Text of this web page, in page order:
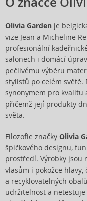
Olivia Garden je
vize Jean a Micheline
profesionální
salonech i domácí
pečlivému výběru
stylistů po celém světě.
synonymem pro kvalitu
přičemž její produkty
světa.
Filozofie značky Olivia
špičkového designu,
prostředí. Výrobky jsou
vlasům i pokožce
a recyklovatelných
udržitelnost a